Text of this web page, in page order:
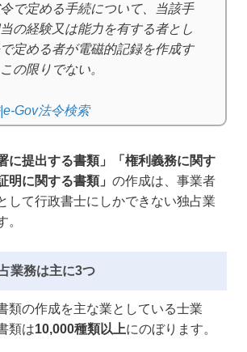
で定める手続について、当該手
の経験又は能力を有する者とし
定める者が電磁的記録を作成す
の限りでない。
Gov法令検索
に提出する書類」「権利義務に関す
明に関する書類」 の作成は、事業者
して行政書士にしかできない独占業
。
業務は主に3つ
類の作成を主な業としている士業
類は10,000種類以上にのぼります。